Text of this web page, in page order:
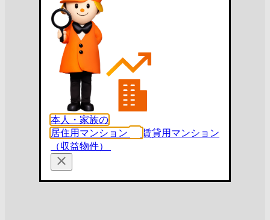
本人・家族の
居住用マンション
賃貸用マンション
（収益物件）